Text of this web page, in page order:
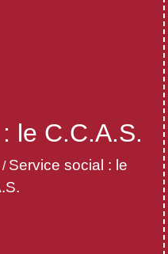
le C.C.A.S.
/ Service social : le